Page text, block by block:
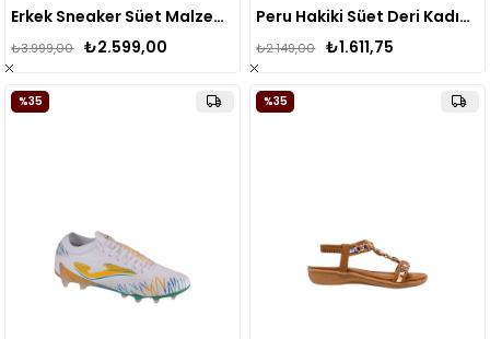
Erkek Sneaker Süet Malzeme Spor Casual Ayakkabı
₺2.599,00
₺3.999,00
Peru Hakiki Süet Deri Kadın Spor Ayakkabı
₺1.611,75
₺2.149,00
%35 %35